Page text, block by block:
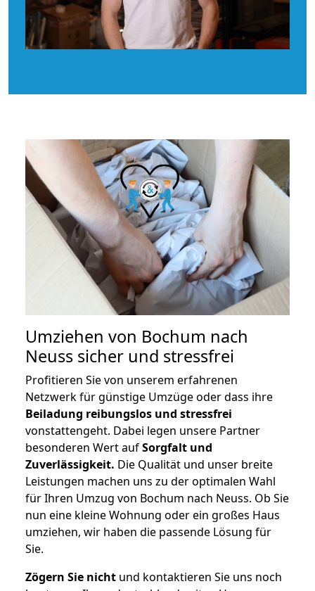
Umziehen von Bochum nach
Neuss sicher und stressfrei
Profitieren Sie von unserem erfahrenen
Netzwerk für günstige Umzüge oder dass ihre
Beiladung reibungslos und stressfrei
vonstattengeht. Dabei legen unsere Partner
besonderen Wert aufSorgfalt und
Zuverlässigkeit. Die Qualität und unser breite
Leistungen machen uns zu der optimalen Wahl
für Ihren Umzug von Bochum nach Neuss. Ob Sie
nun eine kleine Wohnung oder ein großes Haus
umziehen, wir haben die passende Lösung für
Sie.
Zögern Sie nicht und kontaktieren Sie uns noch